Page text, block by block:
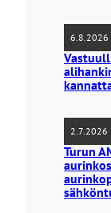
6.8.2026
2.7.2026
Turun